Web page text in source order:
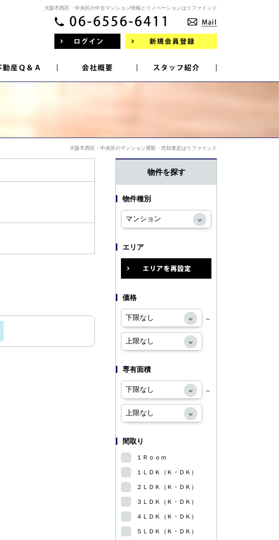
大阪市西区・中央区の中古マンション情報とリノベーションはリファインド
大阪市西区・中央区のマンション買取・売却査定はリファインド
物件を探す
物件種別
エリア
価格
～
専有面積
～
間取り
１Ｒｏｏｍ
１ＬＤＫ（Ｋ・ＤＫ）
２ＬＤＫ（Ｋ・ＤＫ）
３ＬＤＫ（Ｋ・ＤＫ）
４ＬＤＫ（Ｋ・ＤＫ）
５ＬＤＫ（Ｋ・ＤＫ）